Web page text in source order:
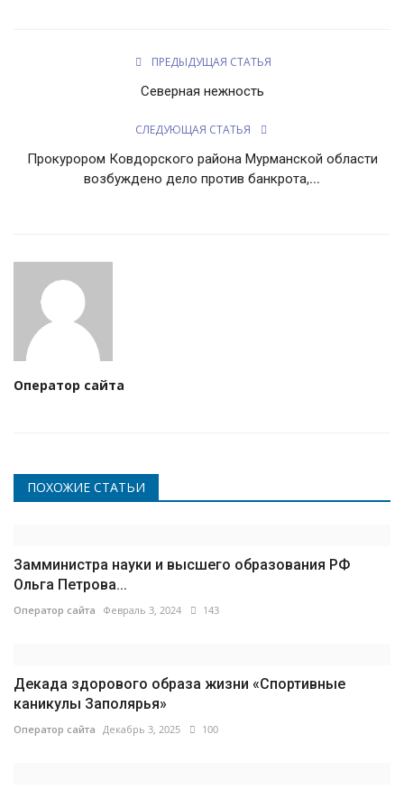
ПРЕДЫДУЩАЯ СТАТЬЯ
Северная нежность
СЛЕДУЮЩАЯ СТАТЬЯ
Прокурором Ковдорского района Мурманской области
возбуждено дело против банкрота,...
Оператор сайта
ПОХОЖИЕ СТАТЬИ
Замминистра науки и высшего образования РФ
Ольга Петрова...
Оператор сайта Февраль 3, 2024 143
Декада здорового образа жизни «Спортивные
каникулы Заполярья»
Оператор сайта Декабрь 3, 2025 100